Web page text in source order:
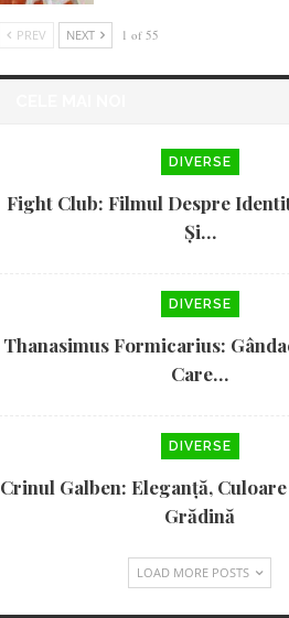
PREV NEXT 1 of 55
DIVERSE
Fight Club: Filmul Despre
Și…
DIVERSE
Thanasimus Formicarius:
Care…
DIVERSE
Crinul Galben: Eleganță,
Grădină
LOAD MORE POSTS